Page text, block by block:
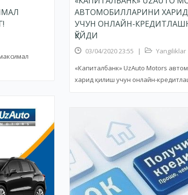
АВТОМОБИЛЛАРИНИ
УЧУН ОНЛАЙН-
ҚЎЙДИ
03/04/2020 23:55 |
Yangiliklar
«Капиталбанк» UzAuto Motors
харид қилиш учун онлайн-